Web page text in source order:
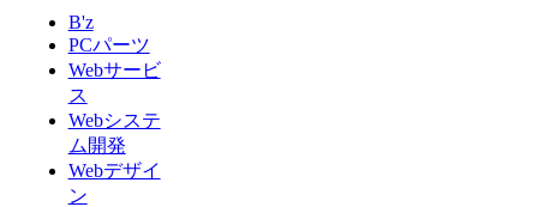
B'z
PCパーツ
Webサービ
ス
Webシステ
ム開発
Webデザイ
ン